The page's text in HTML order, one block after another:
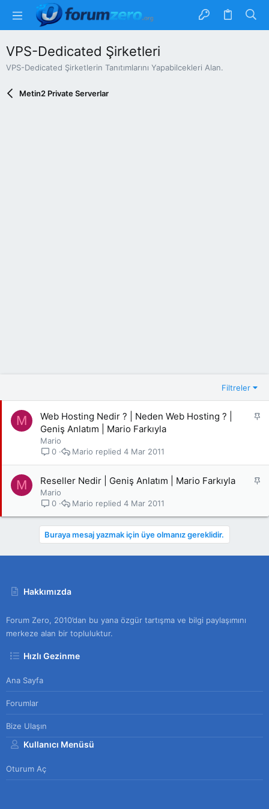
VPS-Dedicated Şirketleri
VPS-Dedicated Şirketlerin Tanıtımlarını Yapabilcekleri Alan.
Metin2 Private Serverlar
Filtreler
M
S
Web Hosting Nedir ? | Neden Web Hosting ? |
Geniş Anlatım | Mario Farkıyla
Mario
0
4 Mar 2011
Mario
M
S
Reseller Nedir | Geniş Anlatım | Mario Farkıyla
Mario
0
4 Mar 2011
Mario
Buraya mesaj yazmak için üye olmanız gereklidir.
Hakkımızda
Forum Zero, 2010’dan bu yana özgür tartışma ve bilgi paylaşımını
merkeze alan bir topluluktur.
Hızlı Gezinme
Ana Sayfa
Forumlar
Bize Ulaşın
Kullanıcı Menüsü
Oturum Aç